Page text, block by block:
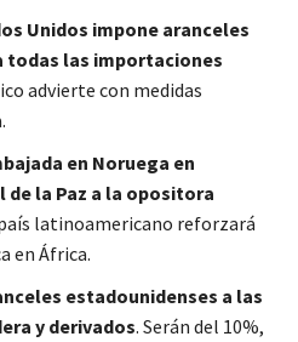
Unidos impone aranceles
todas las importaciones
advierte con medidas
en Noruega en
la Paz a la opositora
latinoamericano reforzará
en África.
estadounidenses a las
y derivados. Serán del 10%,